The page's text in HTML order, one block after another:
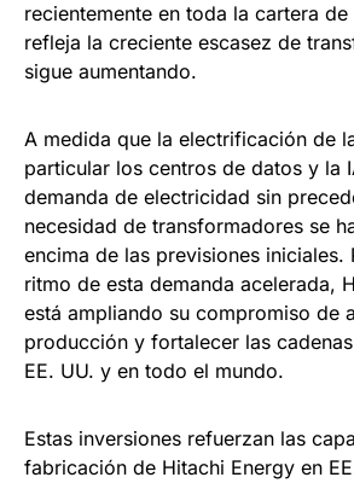
recientemente en toda la cartera de
refleja la creciente escasez de
sigue aumentando.
A medida que la electrificación de
particular los centros de datos y la
demanda de electricidad sin
necesidad de transformadores se
encima de las previsiones iniciales.
ritmo de esta demanda acelerada,
está ampliando su compromiso de
producción y fortalecer las
EE. UU. y en todo el mundo.
Estas inversiones refuerzan las
fabricación de Hitachi Energy en